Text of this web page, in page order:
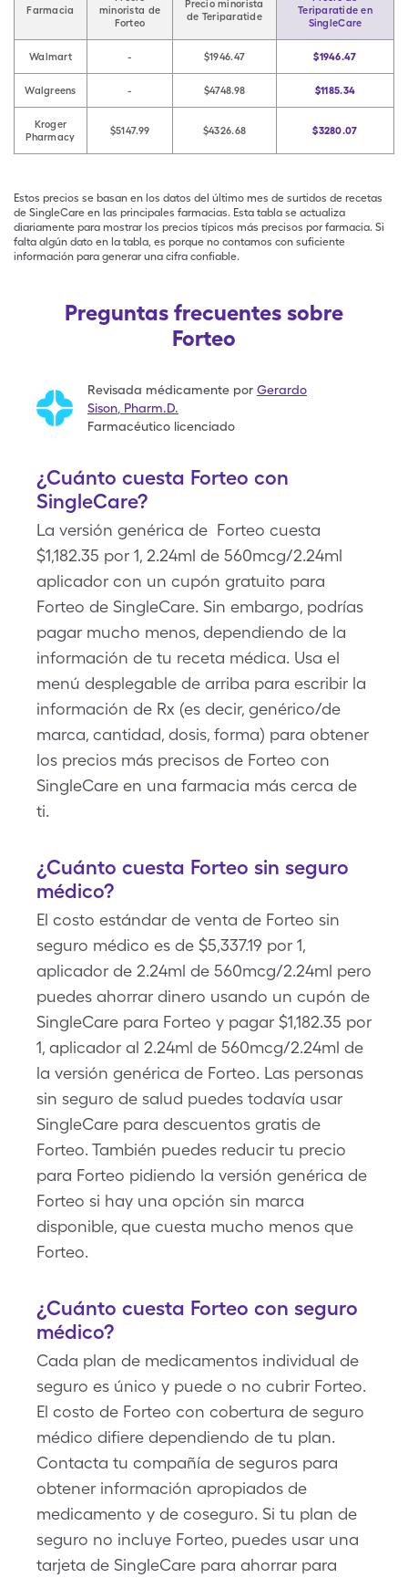
Farmacia
minorista de
Forteo
Precio minorista
de Teriparatide
Teriparatide en
SingleCare
Walmart - $1946.47 $1946.47
Walgreens - $4748.98 $1185.34
Kroger
Pharmacy
$5147.99 $4326.68 $3280.07
Estos precios se basan en los datos del último mes de surtidos de recetas
de SingleCare en las principales farmacias. Esta tabla se actualiza
diariamente para mostrar los precios típicos más precisos por farmacia. Si
falta algún dato en la tabla, es porque no contamos con suficiente
información para generar una cifra confiable.
Preguntas frecuentes sobre
Forteo
Revisada médicamente por Gerardo
Sison Pharm.D.
Farmacéutico licenciado
¿Cuánto cuesta Forteo con
SingleCare?
La versión genérica de Forteo cuesta
$1,182.35 por 1, 2.24ml de 560mcg/2.24ml
aplicador con un cupón gratuito para
Forteo de SingleCare. Sin embargo, podrías
pagar mucho menos, dependiendo de la
información de tu receta médica. Usa el
menú desplegable de arriba para escribir la
información de Rx (es decir, genérico/de
marca, cantidad, dosis, forma) para obtener
los precios más precisos de Forteo con
SingleCare en una farmacia más cerca de
ti.
¿Cuánto cuesta Forteo sin seguro
médico?
El costo estándar de venta de Forteo sin
seguro médico es de $5,337.19 por 1,
aplicador de 2.24ml de 560mcg/2.24ml pero
puedes ahorrar dinero usando un cupón de
SingleCare para Forteo y pagar $1,182.35 por
1, aplicador al 2.24ml de 560mcg/2.24ml de
la versión genérica de Forteo. Las personas
sin seguro de salud puedes todavía usar
SingleCare para descuentos gratis de
Forteo. También puedes reducir tu precio
para Forteo pidiendo la versión genérica de
Forteo si hay una opción sin marca
disponible, que cuesta mucho menos que
Forteo.
¿Cuánto cuesta Forteo con seguro
médico?
Cada plan de medicamentos individual de
seguro es único y puede o no cubrir Forteo.
El costo de Forteo con cobertura de seguro
médico difiere dependiendo de tu plan.
Contacta tu compañía de seguros para
obtener información apropiados de
medicamento y de coseguro. Si tu plan de
seguro no incluye Forteo, puedes usar una
tarjeta de SingleCare para ahorrar para